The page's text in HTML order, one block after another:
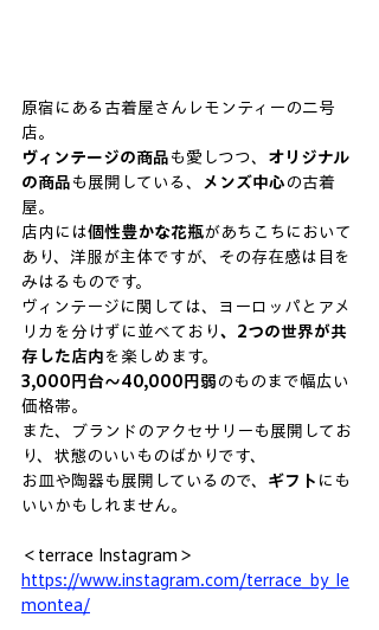
原宿にある古着屋さんレモンティーの二号
店。
ヴィンテージの商品 も愛しつつ、 オリジナル
の商品 も展開している、 メンズ中心 の古着
屋。
店内には個性豊かな花瓶があちこちにおいて
あり、洋服が主体ですが、その存在感は目を
みはるものです。
ヴィンテージに関しては、ヨーロッパとアメ
リカを分けずに並べており 、2つの世界が共
存した店内 を楽しめます。
3,000円台〜40,000円弱 のものまで幅広い
価格帯。
また、ブランドのアクセサリーも展開してお
り、状態のいいものばかりです、
お皿や陶器も展開しているので、 ギフト にも
いいかもしれません。
＜terrace Instagram＞
https://www.instagram.com/terrace_by_le
montea/